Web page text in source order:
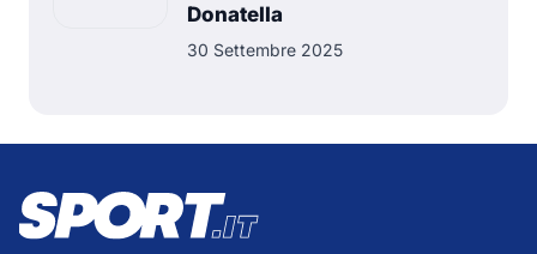
Donatella
30 Settembre 2025